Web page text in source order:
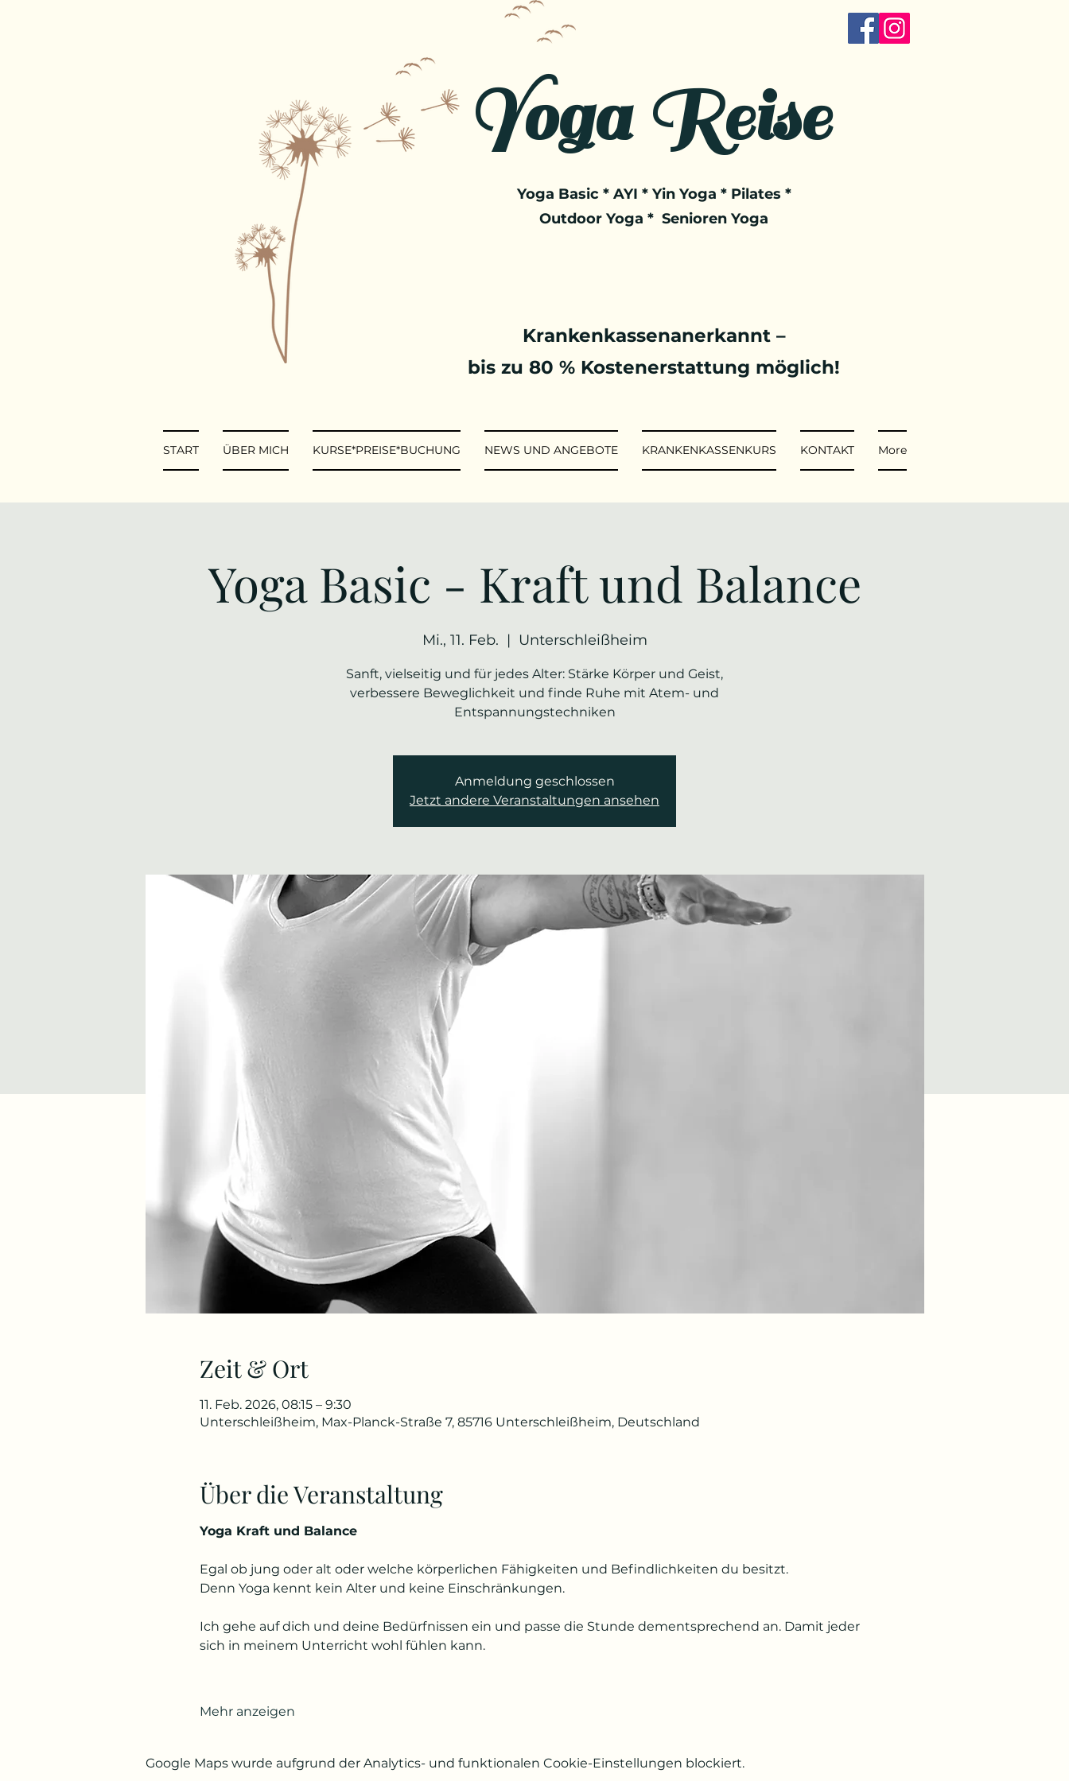
Yoga Reise
Yoga Basic * AYI * Yin Yoga * Pilates *
Outdoor Yoga * Senioren Yoga
Krankenkassenanerkannt –
bis zu 80 % Kostenerstattung möglich!
START ÜBER MICH KURSE*PREISE*BUCHUNG NEWS UND ANGEBOTE KRANKENKASSENKURS KONTAKT More
Yoga Basic - Kraft und Balance
Mi., 11. Feb.
  |
Unterschleißheim
Sanft, vielseitig und für jedes Alter: Stärke Körper und Geist,
verbessere Beweglichkeit und finde Ruhe mit Atem- und
Entspannungstechniken
Anmeldung geschlossen
Jetzt andere Veranstaltungen ansehen
Zeit & Ort
11. Feb. 2026, 08:15 – 9:30
Unterschleißheim, Max-Planck-Straße 7, 85716 Unterschleißheim, Deutschland
Über die Veranstaltung
Yoga Kraft und Balance
Egal ob jung oder alt oder welche körperlichen Fähigkeiten und Befindlichkeiten du besitzt.
Denn Yoga kennt kein Alter und keine Einschränkungen.
Ich gehe auf dich und deine Bedürfnissen ein und passe die Stunde dementsprechend an. Damit jeder
sich in meinem Unterricht wohl fühlen kann.
Mehr anzeigen
Google Maps wurde aufgrund der Analytics- und funktionalen Cookie-Einstellungen blockiert.